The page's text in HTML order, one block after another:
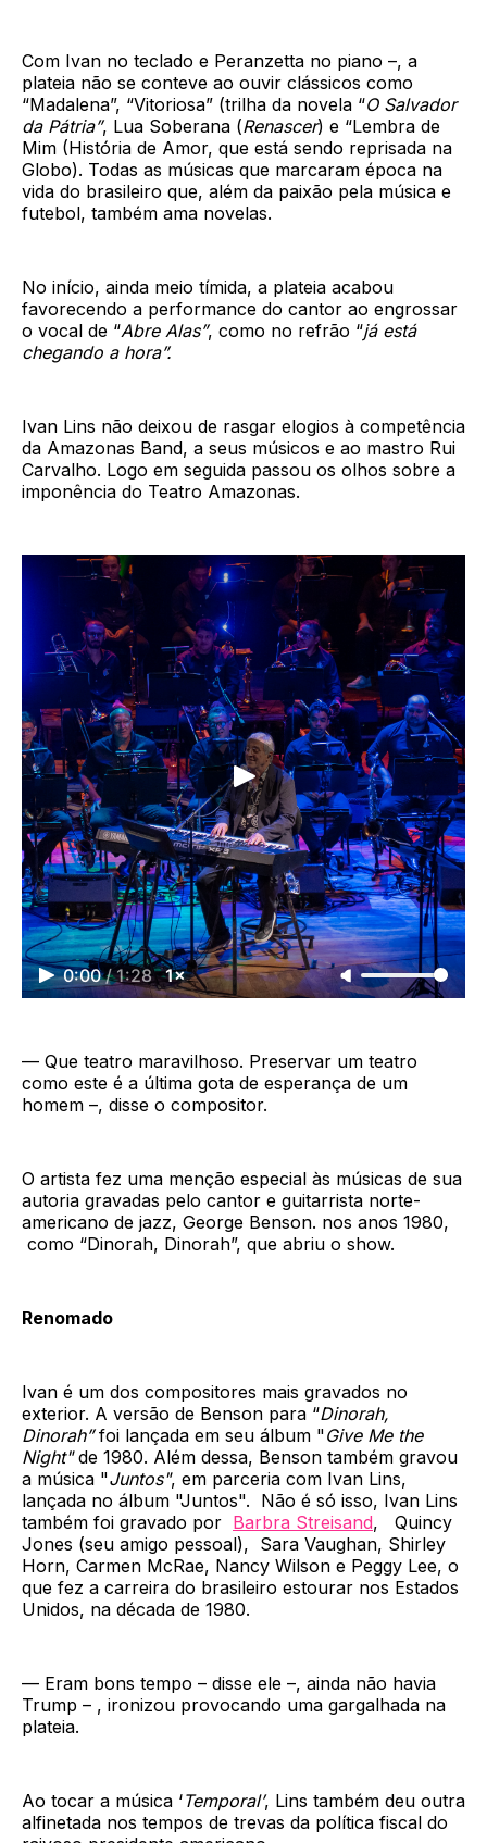
Com Ivan no teclado e Peranzetta no piano –, a
plateia não se conteve ao ouvir clássicos como
“Madalena”, “Vitoriosa” (trilha da novela “O Salvador
da Pátria”, Lua Soberana (Renascer) e “Lembra de
Mim (História de Amor, que está sendo reprisada na
Globo). Todas as músicas que marcaram época na
vida do brasileiro que, além da paixão pela música e
futebol, também ama novelas.
No início, ainda meio tímida, a plateia acabou
favorecendo a performance do cantor ao engrossar
o vocal de “Abre Alas”, como no refrão “já está
chegando a hora”.
Ivan Lins não deixou de rasgar elogios à competência
da Amazonas Band, a seus músicos e ao mastro Rui
Carvalho. Logo em seguida passou os olhos sobre a
imponência do Teatro Amazonas.
0:00 / 1:28 1×
— Que teatro maravilhoso. Preservar um teatro
como este é a última gota de esperança de um
homem –, disse o compositor.
O artista fez uma menção especial às músicas de sua
autoria gravadas pelo cantor e guitarrista norte-
americano de jazz, George Benson. nos anos 1980,
como “Dinorah, Dinorah”, que abriu o show.
Renomado
Ivan é um dos compositores mais gravados no
exterior. A versão de Benson para “Dinorah,
Dinorah”foi lançada em seu álbum "Give Me the
Night"de 1980. Além dessa, Benson também gravou
a música "Juntos", em parceria com Ivan Lins,
lançada no álbum "Juntos". Não é só isso, Ivan Lins
também foi gravado por Barbra Streisand, Quincy
Jones (seu amigo pessoal), Sara Vaughan, Shirley
Horn, Carmen McRae, Nancy Wilson e Peggy Lee, o
que fez a carreira do brasileiro estourar nos Estados
Unidos, na década de 1980.
— Eram bons tempo – disse ele –, ainda não havia
Trump – , ironizou provocando uma gargalhada na
plateia.
Ao tocar a música ‘Temporal’, Lins também deu outra
alfinetada nos tempos de trevas da política fiscal do